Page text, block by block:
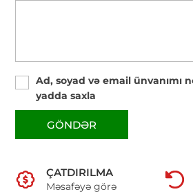
Ad, soyad və email ünvanımı
yadda saxla
GÖNDƏR
ÇATDIRILMA
Məsafəyə görə